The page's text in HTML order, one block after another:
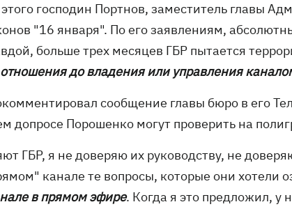
господин Портнов, заместитель главы
"16 января". По его заявлениям,
больше трех месяцев ГБР пытается
до владения или управления
сообщение главы бюро в его
допросе Порошенко могут проверить на
ГБР, я не доверяю их руководству, не
канале те вопросы, которые они хотели
в прямом эфире. Когда я это предложил, у